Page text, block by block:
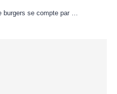
burgers se compte par …